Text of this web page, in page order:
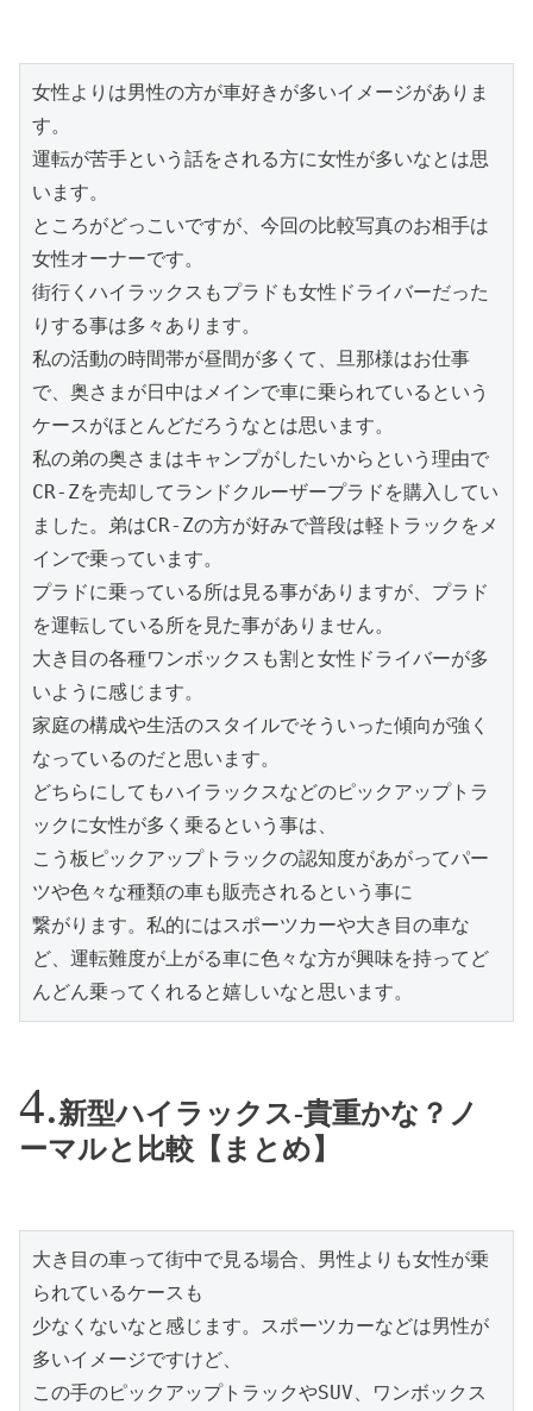
女性よりは男性の方が車好きが多いイメージがありま
す。
運転が苦手という話をされる方に女性が多いなとは思
います。
ところがどっこいですが、今回の比較写真のお相手は
女性オーナーです。
街行くハイラックスもプラドも女性ドライバーだった
りする事は多々あります。
私の活動の時間帯が昼間が多くて、旦那様はお仕事
で、奥さまが日中はメインで車に乗られているという
ケースがほとんどだろうなとは思います。
私の弟の奥さまはキャンプがしたいからという理由で
CR-Zを売却してランドクルーザープラドを購入してい
ました。弟はCR-Zの方が好みで普段は軽トラックをメ
インで乗っています。
プラドに乗っている所は見る事がありますが、プラド
を運転している所を見た事がありません。
大き目の各種ワンボックスも割と女性ドライバーが多
いように感じます。
家庭の構成や生活のスタイルでそういった傾向が強く
なっているのだと思います。
どちらにしてもハイラックスなどのピックアップトラ
ックに女性が多く乗るという事は、
こう板ピックアップトラックの認知度があがってパー
ツや色々な種類の車も販売されるという事に
繋がります。私的にはスポーツカーや大き目の車な
ど、運転難度が上がる車に色々な方が興味を持ってど
んどん乗ってくれると嬉しいなと思います。
新型ハイラックス-貴重かな？ノ
ーマルと比較【まとめ】
大き目の車って街中で見る場合、男性よりも女性が乗
られているケースも
少なくないなと感じます。スポーツカーなどは男性が
多いイメージですけど、
この手のピックアップトラックやSUV、ワンボックス